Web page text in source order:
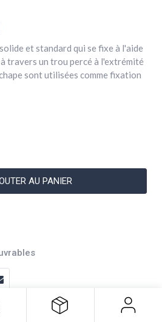
et standard qui se fixe à l'aide
travers un trou percé à l'extrémité
sont utilisées comme fixation
AU PANIER
2x1